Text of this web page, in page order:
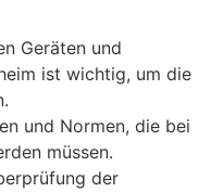
Geräten und
ist wichtig, um die
und Normen, die bei
müssen.
der